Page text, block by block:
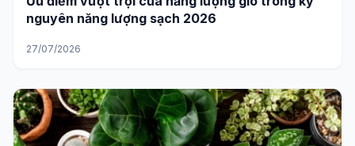
nguyên năng lượng sạch 2026
27/07/2026